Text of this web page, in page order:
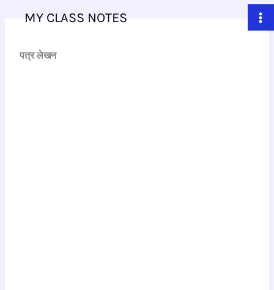
MY CLASS NOTES
पत्र लेखन